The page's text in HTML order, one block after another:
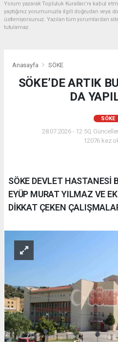
Yorum yazarak Topluluk Kuralları’nı kabul
yaptığınız yorumunuzla ilgili doğrudan veya
üstleniyorsunuz. Yazılan tüm yorumlardan
tutulamaz.
Anasayfa SÖKE
SÖKE’DE ARTIK
DA
SÖKE
28.07.2026 - 12:50,
12076 kez
SÖKE DEVLET HASTANESİ
EYÜP MURAT YILMAZ VE
DİKKAT ÇEKEN